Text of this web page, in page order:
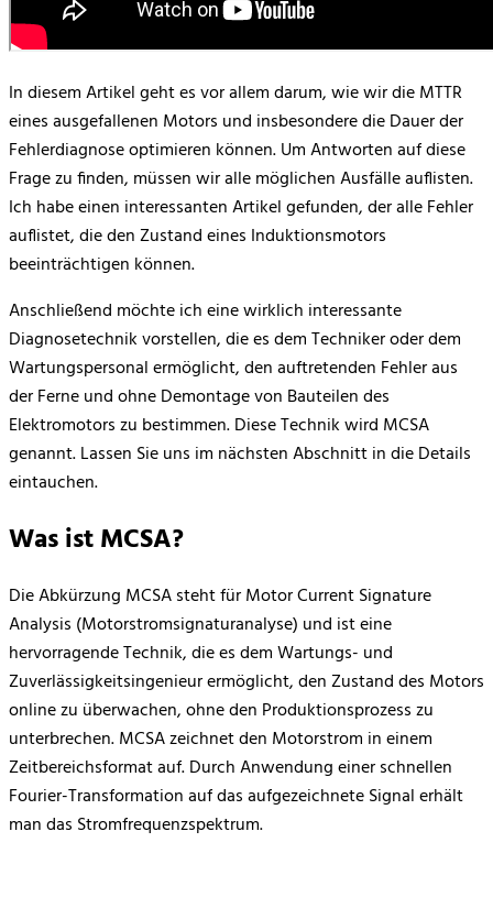
In diesem Artikel geht es vor allem darum, wie wir die MTTR
eines ausgefallenen Motors und insbesondere die Dauer der
Fehlerdiagnose optimieren können. Um Antworten auf diese
Frage zu finden, müssen wir alle möglichen Ausfälle auflisten.
Ich habe einen interessanten Artikel gefunden, der alle Fehler
auflistet, die den Zustand eines Induktionsmotors
beeinträchtigen können.
Anschließend möchte ich eine wirklich interessante
Diagnosetechnik vorstellen, die es dem Techniker oder dem
Wartungspersonal ermöglicht, den auftretenden Fehler aus
der Ferne und ohne Demontage von Bauteilen des
Elektromotors zu bestimmen. Diese Technik wird MCSA
genannt. Lassen Sie uns im nächsten Abschnitt in die Details
eintauchen.
Was ist MCSA?
Die Abkürzung MCSA steht für Motor Current Signature
Analysis (Motorstromsignaturanalyse) und ist eine
hervorragende Technik, die es dem Wartungs- und
Zuverlässigkeitsingenieur ermöglicht, den Zustand des Motors
online zu überwachen, ohne den Produktionsprozess zu
unterbrechen. MCSA zeichnet den Motorstrom in einem
Zeitbereichsformat auf. Durch Anwendung einer schnellen
Fourier-Transformation auf das aufgezeichnete Signal erhält
man das Stromfrequenzspektrum.